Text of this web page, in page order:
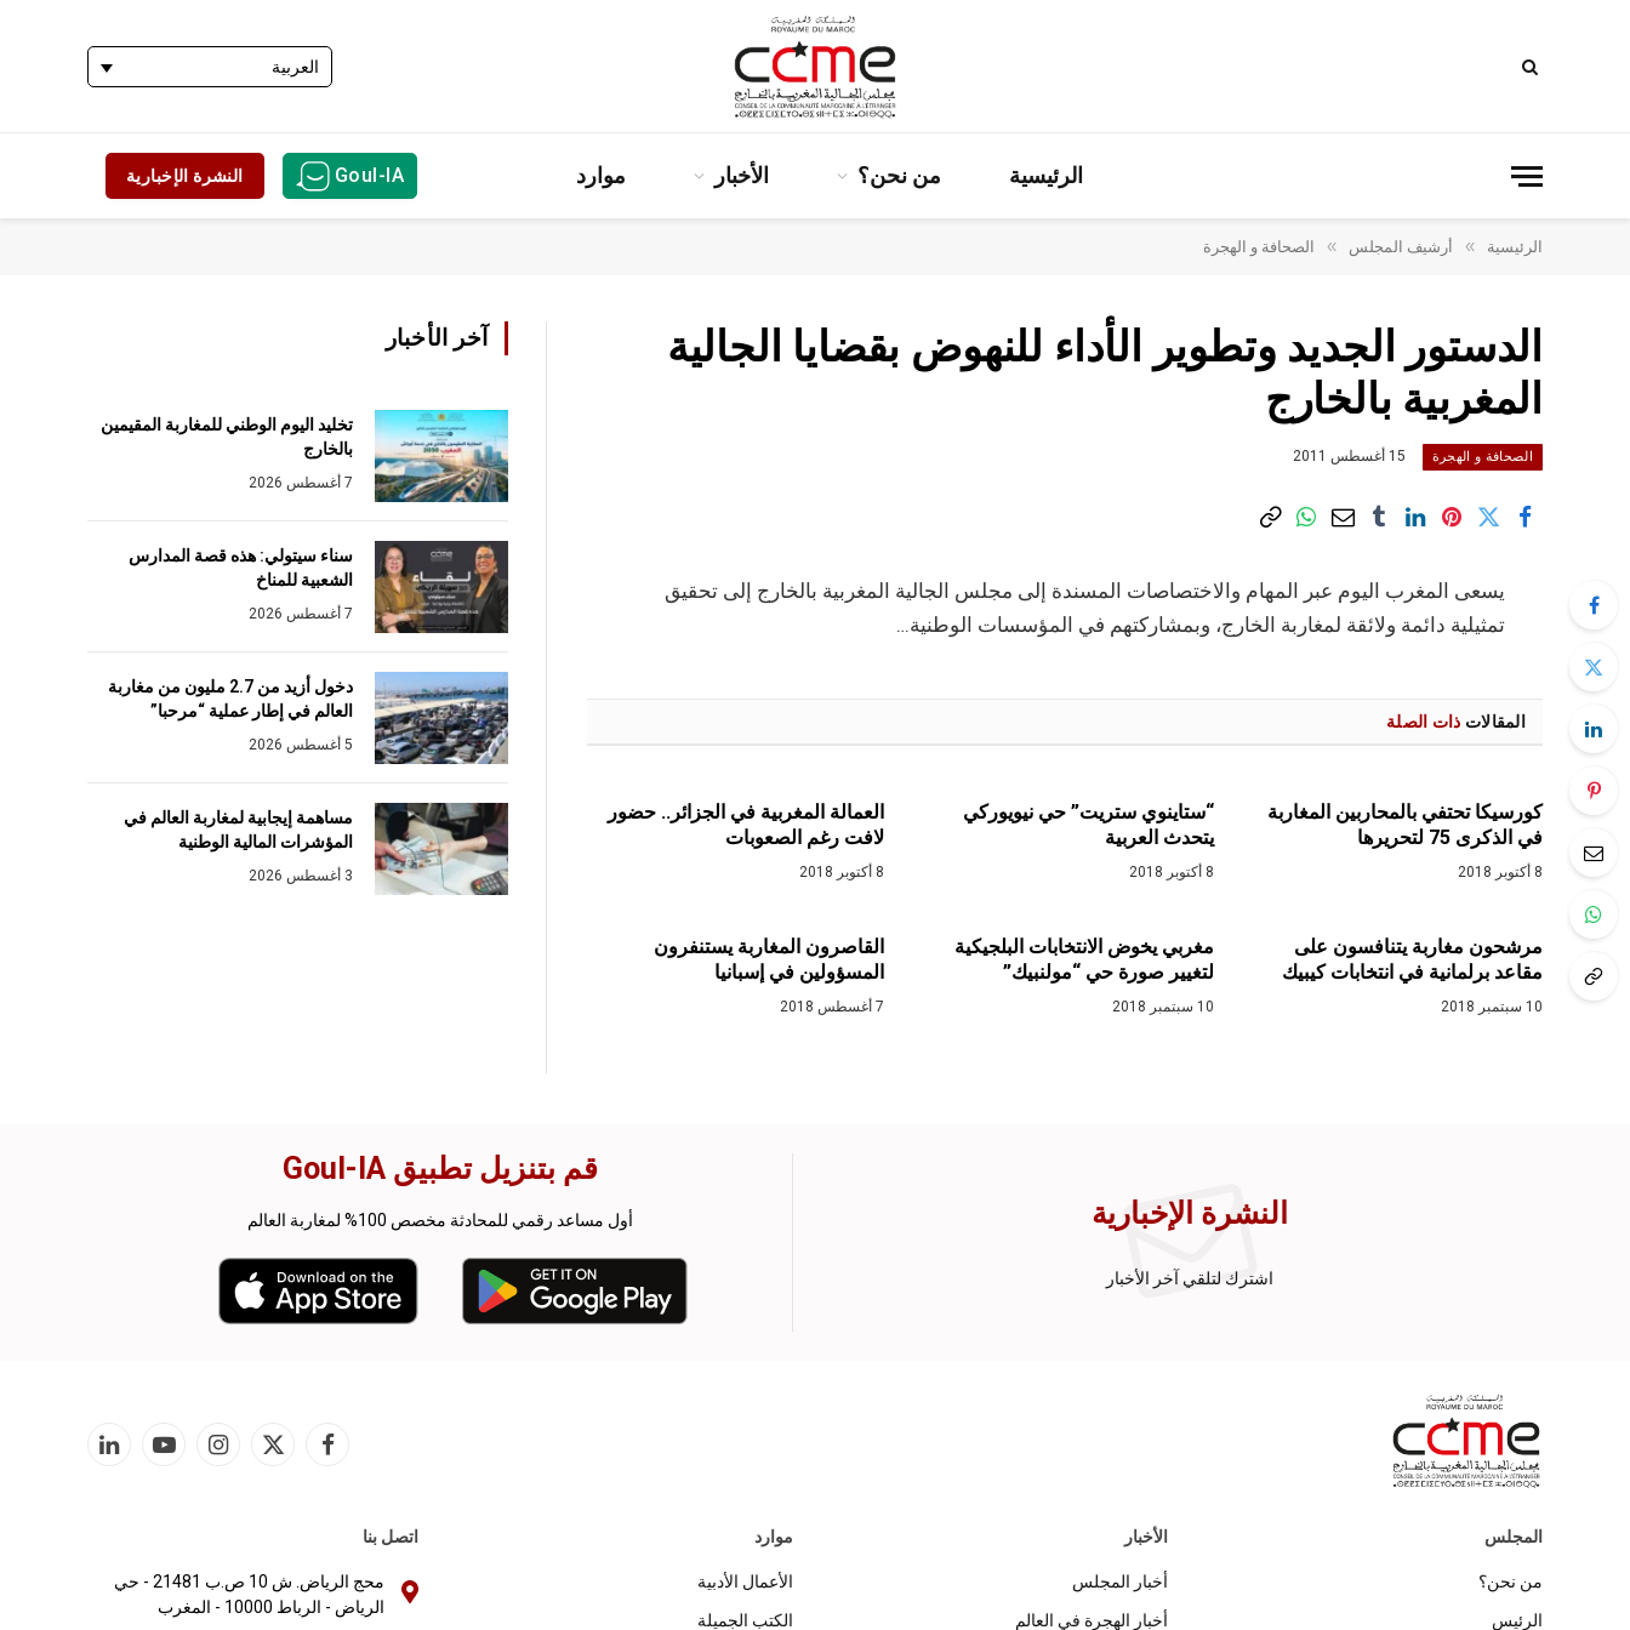
العربية
الرئيسية من نحن؟ الأخبار موارد Goul-IA النشرة الإخبارية
الرئيسية » أرشيف المجلس » الصحافة و الهجرة
الدستور الجديد وتطوير الأداء للنهوض بقضايا الجالية
المغربية بالخارج
الصحافة و الهجرة 15 أغسطس 2011
يسعى المغرب اليوم عبر المهام والاختصاصات المسندة إلى مجلس الجالية المغربية بالخارج إلى تحقيق
تمثيلية دائمة ولائقة لمغاربة الخارج، وبمشاركتهم في المؤسسات الوطنية…
المقالات ذات الصلة
كورسيكا تحتفي بالمحاربين المغاربة
في الذكرى 75 لتحريرها
8 أكتوبر 2018
“ستاينوي ستريت” حي نيويوركي
يتحدث العربية
8 أكتوبر 2018
العمالة المغربية في الجزائر.. حضور
لافت رغم الصعوبات
8 أكتوبر 2018
مرشحون مغاربة يتنافسون على
مقاعد برلمانية في انتخابات كيبيك
10 سبتمبر 2018
مغربي يخوض الانتخابات البلجيكية
لتغيير صورة حي “مولنبيك”
10 سبتمبر 2018
القاصرون المغاربة يستنفرون
المسؤولين في إسبانيا
7 أغسطس 2018
آخر الأخبار
تخليد اليوم الوطني للمغاربة المقيمين
بالخارج
7 أغسطس 2026
سناء سيتولي: هذه قصة المدارس
الشعبية للمناخ
7 أغسطس 2026
دخول أزيد من 2.7 مليون من مغاربة
العالم في إطار عملية “مرحبا”
5 أغسطس 2026
مساهمة إيجابية لمغاربة العالم في
المؤشرات المالية الوطنية
3 أغسطس 2026
النشرة الإخبارية
اشترك لتلقي آخر الأخبار
قم بتنزيل تطبيق Goul-IA
أول مساعد رقمي للمحادثة مخصص 100% لمغاربة العالم
فيسبوكX
الانستغراميوتيوب لينكدإن
المجلس
من نحن؟
الرئيس
الأخبار
أخبار المجلس
أخبار الهجرة في العالم
موارد
الأعمال الأدبية
الكتب الجميلة
اتصل بنا
محج الرياض. ش 10 ص.ب 21481 - حي
الرياض - الرباط 10000 - المغرب